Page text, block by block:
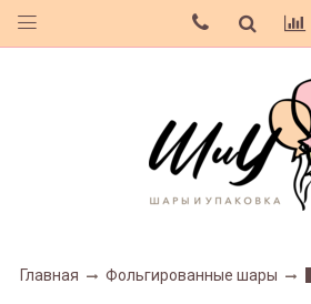
Главная Фольгированные шары